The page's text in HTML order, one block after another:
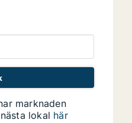
marknaden
lokal här